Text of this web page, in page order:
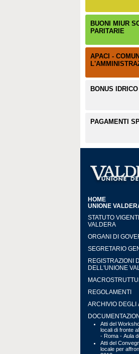
BUONI MIUR
PARITARIE
APACI -
BONUS
PAGAMENTI
HOME
UNIONE
STATUTO
VALDERA
ORGANI DI
SEGRETARIO
REGISTRAZIONI
DELL'UNIONE
REGOLAMENTI
ARCHIVIO DEGLI
Atti del
locali di fronte
- Roma - Aula
Atti del
locale per